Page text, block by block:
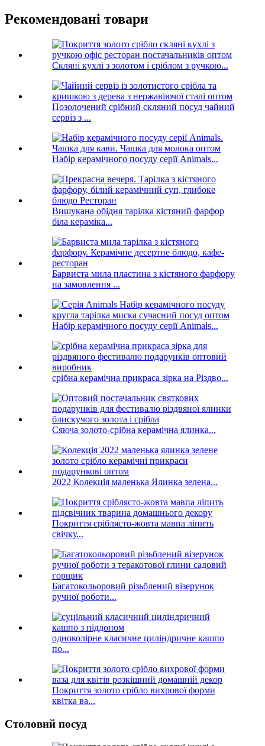
Рекомендовані товари
Скляні кухлі з золотом і сріблом з ручкою...
Позолочений срібний скляний посуд чайний
сервіз з ...
Набір керамічного посуду серії Animals...
Вишукана обідня тарілка кістяний фарфор
біла кераміка...
Барвиста мила пластина з кістяного фарфору
на замовлення ...
Набір керамічного посуду серії Animals...
срібна керамічна прикраса зірка на Різдво...
Сяюча золото-срібна керамічна ялинка...
2022 Колекція маленька Ялинка зелена...
Покриття сріблясто-жовта мавпа ліпить
свічку...
Багатокольоровий різьблений візерунок
ручної роботи...
одноколірне класичне циліндричне кашпо
по...
Покриття золото срібло вихрової форми
квітка ва...
Столовий посуд